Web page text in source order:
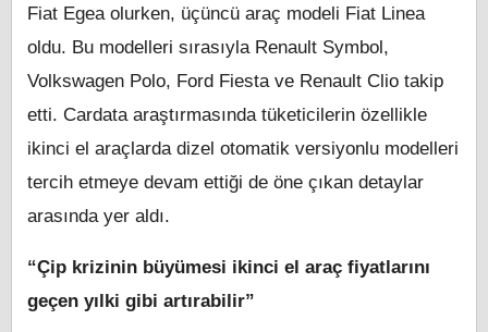
Fiat Egea olurken, üçüncü araç modeli Fiat Linea
oldu. Bu modelleri sırasıyla Renault Symbol,
Volkswagen Polo, Ford Fiesta ve Renault Clio takip
etti. Cardata araştırmasında tüketicilerin özellikle
ikinci el araçlarda dizel otomatik versiyonlu modelleri
tercih etmeye devam ettiği de öne çıkan detaylar
arasında yer aldı.
“Çip krizinin büyümesi ikinci el araç fiyatlarını
geçen yılki gibi artırabilir”